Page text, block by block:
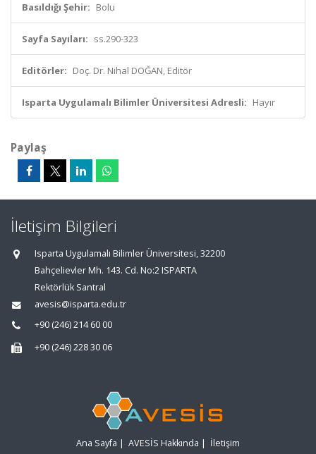
Basıldığı Şehir: Bolu
Sayfa Sayıları: ss.290-323
Editörler: Doç. Dr. Nihal DOĞAN, Editör
Isparta Uygulamalı Bilimler Üniversitesi Adresli: Hayır
Paylaş
İletişim Bilgileri
Isparta Uygulamalı Bilimler Üniversitesi, 32200
Bahçelievler Mh. 143. Cd. No:2 ISPARTA
Rektörlük Santral
avesis@isparta.edu.tr
+90 (246) 214 60 00
+90 (246) 228 30 06
Ana Sayfa | AVESİS Hakkında | İletişim